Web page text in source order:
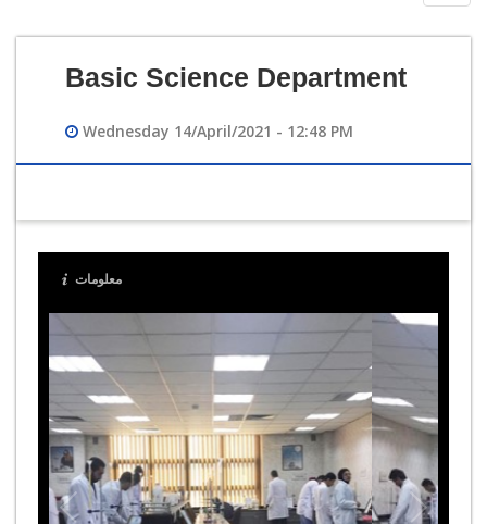
Basic Science Department
Wednesday 14/April/2021 - 12:48 PM
معلومات